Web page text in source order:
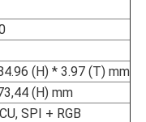
(H) * 3.97 (T) mm
(H) mm
SPI + RGB